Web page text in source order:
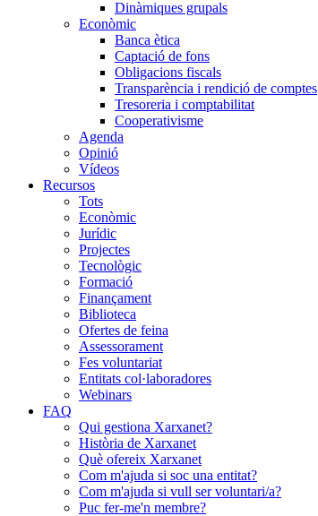
Dinàmiques grupals
Econòmic
Banca ètica
Captació de fons
Obligacions fiscals
Transparència i rendició de comptes
Tresoreria i comptabilitat
Cooperativisme
Agenda
Opinió
Vídeos
Recursos
Tots
Econòmic
Jurídic
Projectes
Tecnològic
Formació
Finançament
Biblioteca
Ofertes de feina
Assessorament
Fes voluntariat
Entitats col·laboradores
Webinars
FAQ
Qui gestiona Xarxanet?
Història de Xarxanet
Què ofereix Xarxanet
Com m'ajuda si soc una entitat?
Com m'ajuda si vull ser voluntari/a?
Puc fer-me'n membre?